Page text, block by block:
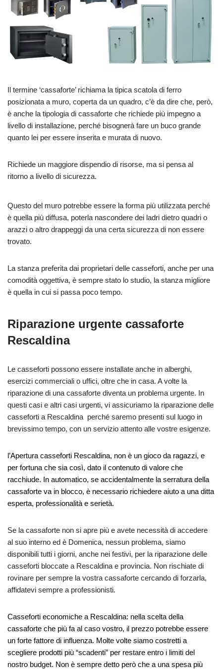
Il termine ‘cassaforte’ richiama la tipica scatola di ferro
posizionata a muro, coperta da un quadro, c’è da dire che, però,
è anche la tipologia di cassaforte che richiede più impegno a
livello di installazione, perché bisognerà fare un buco grande
quanto lei per essere inserita e murata di nuovo.
Richiede un maggiore dispendio di risorse, ma si pensa al
ritorno a livello di sicurezza.
Questo del muro potrebbe essere la forma più utilizzata perché
è quella più diffusa, poterla nascondere dei ladri dietro quadri o
arazzi o altro drappeggi da una certa sicurezza di non essere
trovato.
La stanza preferita dai proprietari delle casseforti, anche per una
comodità oggettiva, è sempre stato lo studio, la stanza migliore
è quella in cui si passa poco tempo.
Riparazione urgente cassaforte
Rescaldina
Le casseforti possono essere installate anche in alberghi,
esercizi commerciali o uffici, oltre che in casa. A volte la
riparazione di una cassaforte diventa un problema urgente. In
questi casi e altri casi urgenti, vi assicuriamo la riparazione delle
casseforti a Rescaldina perché saremo presenti sul luogo in
brevissimo tempo, con un servizio attento alle vostre esigenze.
l’Apertura casseforti Rescaldina, non è un gioco da ragazzi, e
per fortuna che sia così, dato il contenuto di valore che
racchiude. In automatico, se accidentalmente la serratura della
cassaforte va in blocco, è necessario richiedere aiuto a una ditta
esperta, professionalità e serietà.
Se la cassaforte non si apre più e avete necessità di accedere
al suo interno ed è Domenica, nessun problema, siamo
disponibili tutti i giorni, anche nei festivi, per la riparazione delle
casseforti bloccate a Rescaldina e provincia. Non rischiate di
rovinare per sempre la vostra cassaforte cercando di forzarla,
affidatevi sempre a professionisti.
Casseforti economiche a Rescaldina: nella scelta della
cassaforte che più fa al caso vostro, il prezzo potrebbe essere
un forte fattore di influenza. Molte volte siamo costretti a
scegliere prodotti più “scadenti” per restare entro i limiti del
nostro budget. Non è sempre detto però che a una spesa più